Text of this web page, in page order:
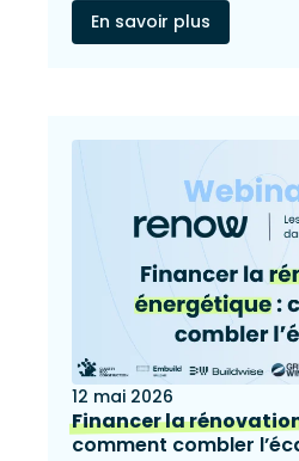
En savoir plus
12 mai 2026
Financer la
comment combler